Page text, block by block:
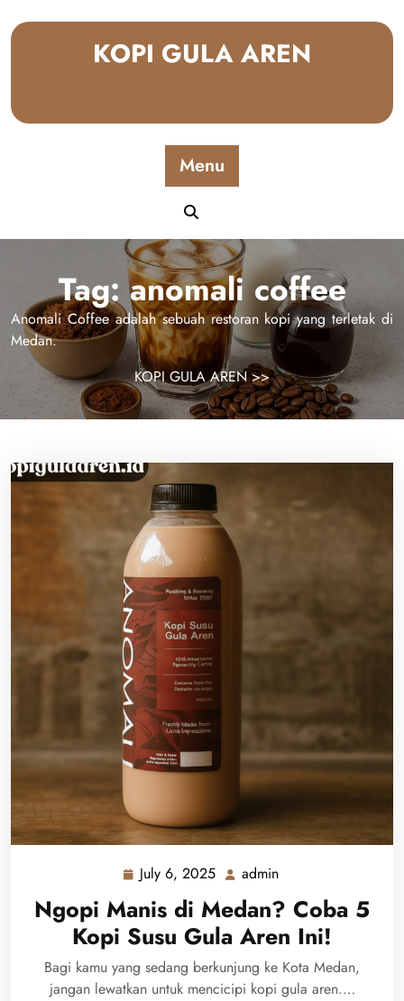
KOPI GULA AREN
Menu
Tag:anomali coffee
Anomali Coffee adalah sebuah restoran kopi yang terletak di
Medan.
KOPI GULA AREN>>
July 6, 2025 July
6,
2025
admin
Ngopi Manis di Medan? Coba 5
Kopi Susu Gula Aren Ini!
Bagi kamu yang sedang berkunjung ke Kota Medan,
jangan lewatkan untuk mencicipi kopi gula aren.…